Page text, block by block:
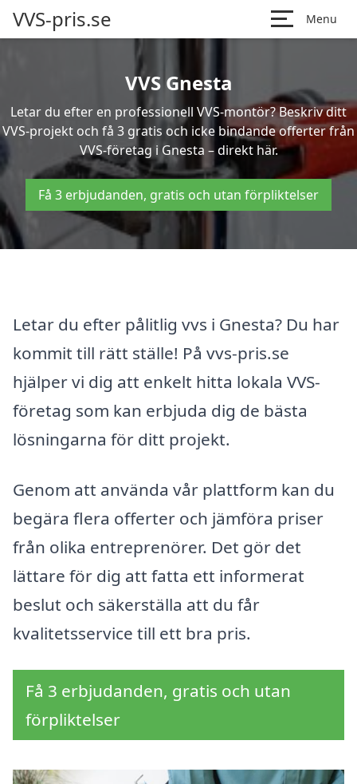
VVS-pris.se Menu
VVS Gnesta
Letar du efter en professionell VVS-montör? Beskriv ditt
VVS-projekt och få 3 gratis och icke bindande offerter från
VVS-företag i Gnesta – direkt här.
Få 3 erbjudanden, gratis och utan förpliktelser
Letar du efter pålitlig vvs i Gnesta? Du har
kommit till rätt ställe! På vvs-pris.se
hjälper vi dig att enkelt hitta lokala VVS-
företag som kan erbjuda dig de bästa
lösningarna för ditt projekt.
Genom att använda vår plattform kan du
begära flera offerter och jämföra priser
från olika entreprenörer. Det gör det
lättare för dig att fatta ett informerat
beslut och säkerställa att du får
kvalitetsservice till ett bra pris.
Få 3 erbjudanden, gratis och utan
förpliktelser